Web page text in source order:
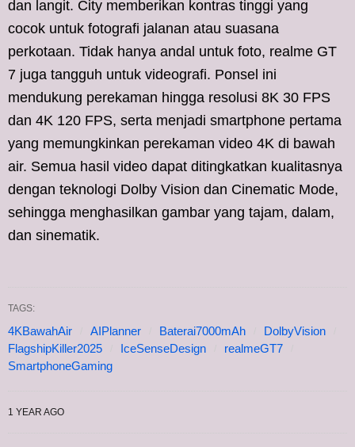
dan langit. City memberikan kontras tinggi yang
cocok untuk fotografi jalanan atau suasana
perkotaan. Tidak hanya andal untuk foto, realme GT
7 juga tangguh untuk videografi. Ponsel ini
mendukung perekaman hingga resolusi 8K 30 FPS
dan 4K 120 FPS, serta menjadi smartphone pertama
yang memungkinkan perekaman video 4K di bawah
air. Semua hasil video dapat ditingkatkan kualitasnya
dengan teknologi Dolby Vision dan Cinematic Mode,
sehingga menghasilkan gambar yang tajam, dalam,
dan sinematik.
TAGS:
4KBawahAir AIPlanner Baterai7000mAh
DolbyVision
FlagshipKiller2025
IceSenseDesign
realmeGT7
SmartphoneGaming
1 YEAR AGO